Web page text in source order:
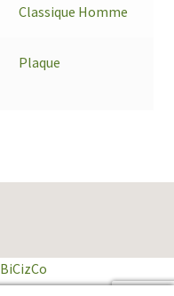
Classique Homme
Plaque
BiCizCo